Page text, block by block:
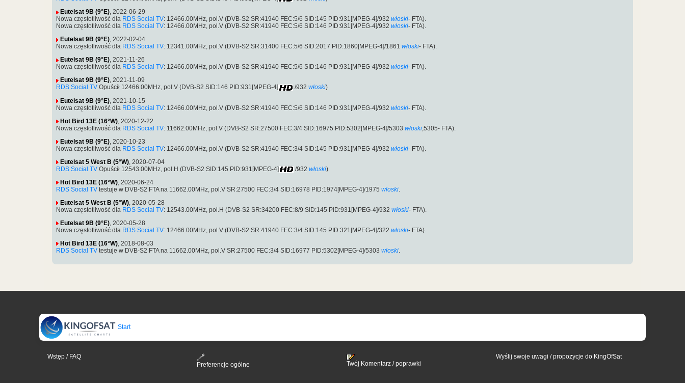
Eutelsat 9B (9°E), 2022-06-29
Nowa częstotliwość dla RDS Social TV: 12466.00MHz, pol.V (DVB-S2 SR:41940 FEC:5/6 SID:145 PID:931[MPEG-4]/932 włoski- FTA).
Nowa częstotliwość dla RDS Social TV: 12466.00MHz, pol.V (DVB-S2 SR:41940 FEC:5/6 SID:146 PID:931[MPEG-4]/932 włoski- FTA).
Eutelsat 9B (9°E), 2022-02-04
Nowa częstotliwość dla RDS Social TV: 12341.00MHz, pol.V (DVB-S2 SR:31400 FEC:5/6 SID:2017 PID:1860[MPEG-4]/1861 włoski- FTA).
Eutelsat 9B (9°E), 2021-11-26
Nowa częstotliwość dla RDS Social TV: 12466.00MHz, pol.V (DVB-S2 SR:41940 FEC:5/6 SID:146 PID:931[MPEG-4]/932 włoski- FTA).
Eutelsat 9B (9°E), 2021-11-09
RDS Social TV Opuścił 12466.00MHz, pol.V (DVB-S2 SID:146 PID:931[MPEG-4] /932 włoski)
Eutelsat 9B (9°E) , 2021-10-15
Nowa częstotliwość dla RDS Social TV: 12466.00MHz, pol.V (DVB-S2 SR:41940 FEC:5/6 SID:146 PID:931[MPEG-4]/932 włoski- FTA).
Hot Bird 13E (16°W) , 2020-12-22
Nowa częstotliwość dla RDS Social TV: 11662.00MHz, pol.V (DVB-S2 SR:27500 FEC:3/4 SID:16975 PID:5302[MPEG-4]/5303 włoski ,5305- FTA).
Eutelsat 9B (9°E) , 2020-10-23
Nowa częstotliwość dla RDS Social TV: 12466.00MHz, pol.V (DVB-S2 SR:41940 FEC:3/4 SID:145 PID:931[MPEG-4]/932 włoski- FTA).
Eutelsat 5 West B (5°W) , 2020-07-04
RDS Social TV Opuścił 12543.00MHz, pol.H (DVB-S2 SID:145 PID:931[MPEG-4] /932 włoski)
Hot Bird 13E (16°W), 2020-06-24
RDS Social TV testuje w DVB-S2 FTA na 11662.00MHz, pol.V SR:27500 FEC:3/4 SID:16978 PID:1974[MPEG-4]/1975 włoski.
Eutelsat 5 West B (5°W), 2020-05-28
Nowa częstotliwość dla RDS Social TV: 12543.00MHz, pol.H (DVB-S2 SR:34200 FEC:8/9 SID:145 PID:931[MPEG-4]/932 włoski- FTA).
Eutelsat 9B (9°E), 2020-05-28
Nowa częstotliwość dla RDS Social TV: 12466.00MHz, pol.V (DVB-S2 SR:41940 FEC:3/4 SID:145 PID:321[MPEG-4]/322 włoski- FTA).
Hot Bird 13E (16°W), 2018-08-03
RDS Social TV testuje w DVB-S2 FTA na 11662.00MHz, pol.V SR:27500 FEC:3/4 SID:16977 PID:5302[MPEG-4]/5303 włoski.
Start
Wstęp / FAQ
Preferencje ogólne
Twój Komentarz / poprawki
Wyślij swoje uwagi / propozycje do KingOfSat